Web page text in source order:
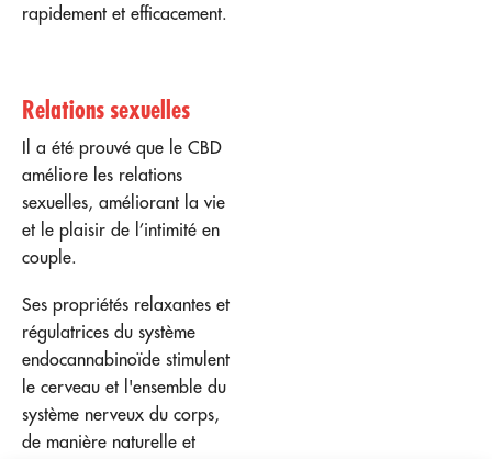
rapidement et efficacement.
Relations sexuelles
Il a été prouvé que le CBD
améliore les relations
sexuelles, améliorant la vie
et le plaisir de l’intimité en
couple.
Ses propriétés relaxantes et
régulatrices du système
endocannabinoïde stimulent
le cerveau et l'ensemble du
système nerveux du corps,
de manière naturelle et